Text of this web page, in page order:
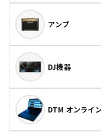
アンプ
DJ機器
DTM オンライ